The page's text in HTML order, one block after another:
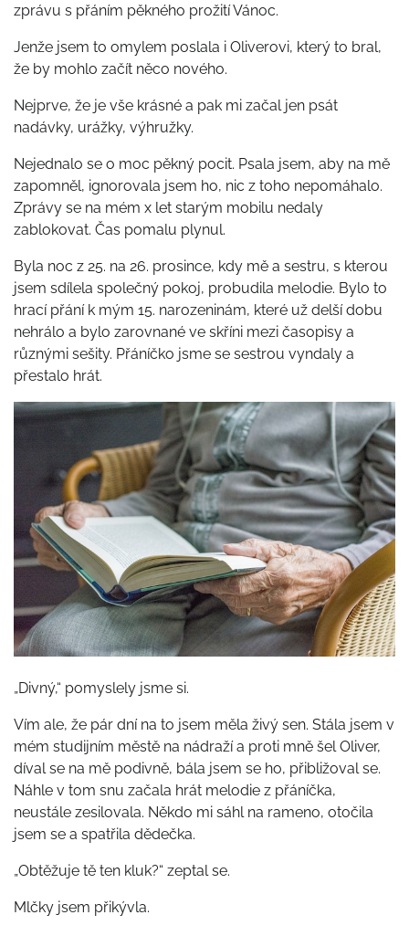
zprávu s přáním pěkného prožití Vánoc.
Jenže jsem to omylem poslala i Oliverovi, který to bral,
že by mohlo začít něco nového.
Nejprve, že je vše krásné a pak mi začal jen psát
nadávky, urážky, výhružky.
Nejednalo se o moc pěkný pocit. Psala jsem, aby na mě
zapomněl, ignorovala jsem ho, nic z toho nepomáhalo.
Zprávy se na mém x let starým mobilu nedaly
zablokovat. Čas pomalu plynul.
Byla noc z 25. na 26. prosince, kdy mě a sestru, s kterou
jsem sdílela společný pokoj, probudila melodie. Bylo to
hrací přání k mým 15. narozeninám, které už delší dobu
nehrálo a bylo zarovnané ve skříni mezi časopisy a
různými sešity. Přáníčko jsme se sestrou vyndaly a
přestalo hrát.
„Divný,“ pomyslely jsme si.
Vím ale, že pár dní na to jsem měla živý sen. Stála jsem v
mém studijním městě na nádraží a proti mně šel Oliver,
díval se na mě podivně, bála jsem se ho, přibližoval se.
Náhle v tom snu začala hrát melodie z přáníčka,
neustále zesilovala. Někdo mi sáhl na rameno, otočila
jsem se a spatřila dědečka.
„Obtěžuje tě ten kluk?“ zeptal se.
Mlčky jsem přikývla.